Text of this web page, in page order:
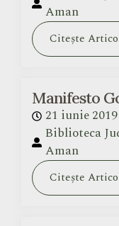
Aman
Citește
Manifesto
21 iunie 2019
Biblioteca
Aman
Citește